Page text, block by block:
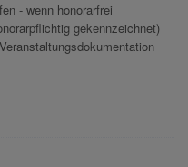
- wenn honorarfrei
gekennzeichnet)